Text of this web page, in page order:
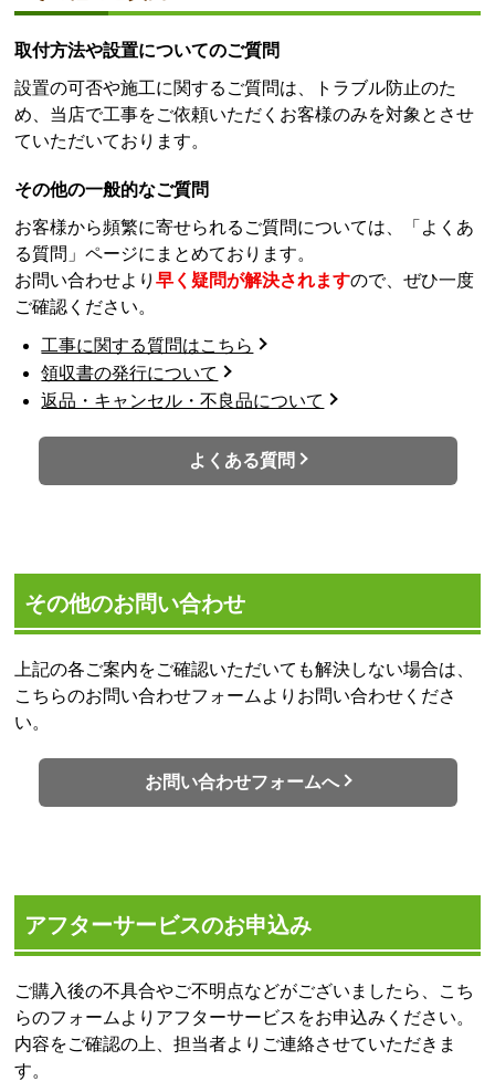
取付方法や設置についてのご質問
設置の可否や施工に関するご質問は、トラブル防止のた
め、当店で工事をご依頼いただくお客様のみを対象とさせ
ていただいております。
その他の一般的なご質問
お客様から頻繁に寄せられるご質問については、「よくあ
る質問」ページにまとめております。
お問い合わせより早く疑問が解決されますので、ぜひ一度
ご確認ください。
工事に関する質問はこちら
領収書の発行について
返品・キャンセル・不良品について
よくある質問
その他のお問い合わせ
上記の各ご案内をご確認いただいても解決しない場合は、
こちらのお問い合わせフォームよりお問い合わせくださ
い。
お問い合わせフォームへ
アフターサービスのお申込み
ご購入後の不具合やご不明点などがございましたら、こち
らのフォームよりアフターサービスをお申込みください。
内容をご確認の上、担当者よりご連絡させていただきま
す。